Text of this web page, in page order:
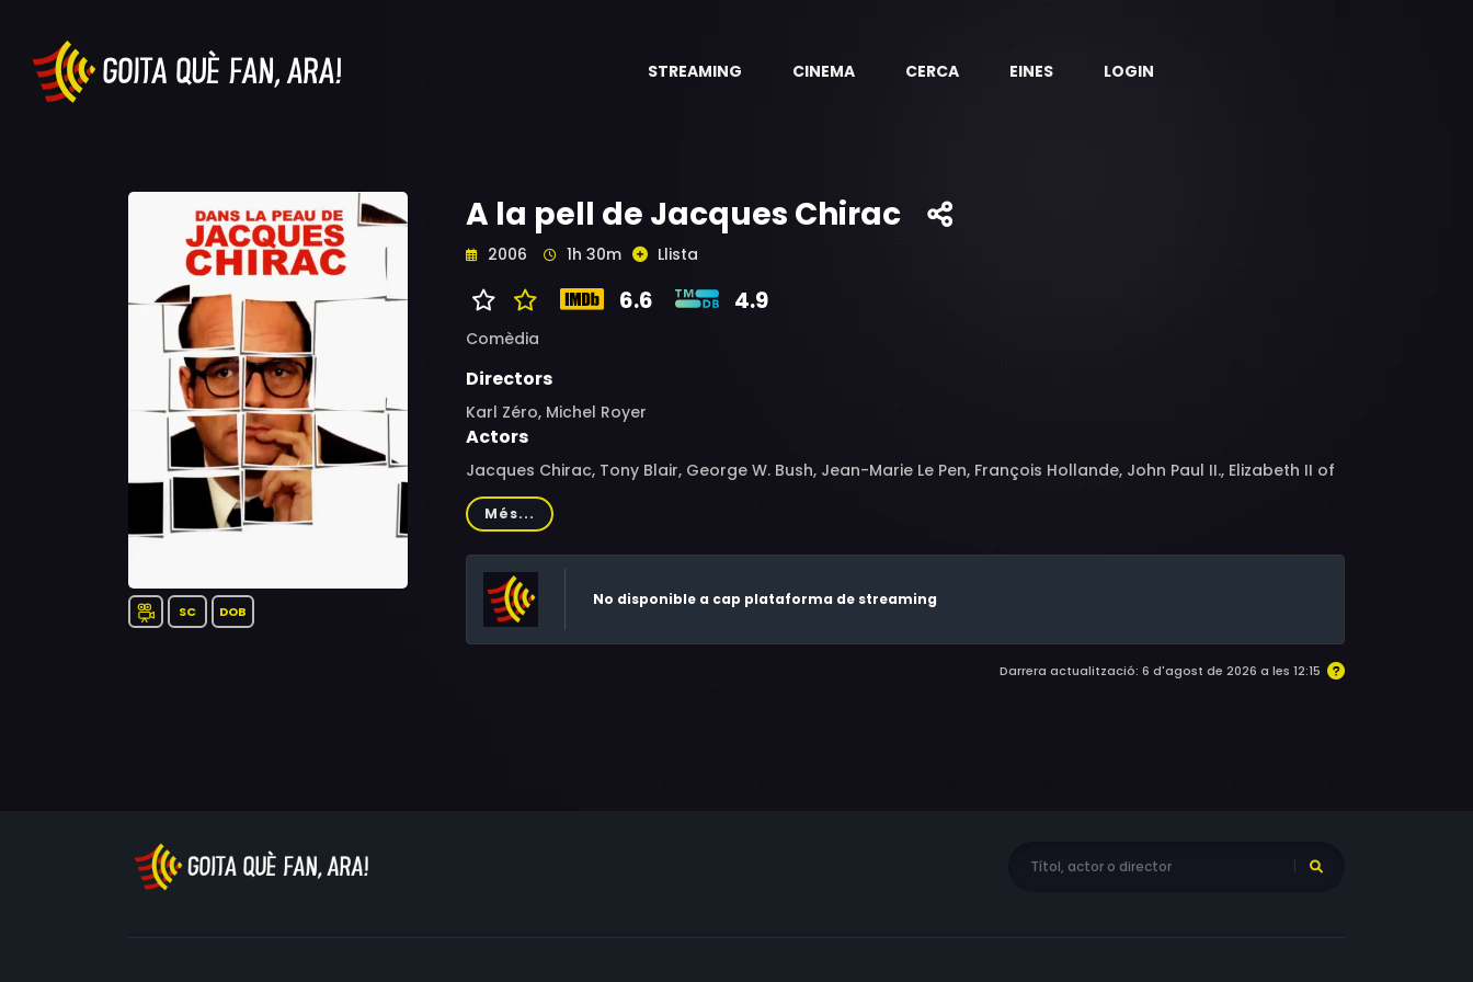
STREAMING CINEMA CERCA EINES LOGIN
SC DOB
A la pell de Jacques Chirac
2006 1h 30m Llista
6.6 4.9
Comèdia
Directors
Karl Zéro, Michel Royer
Actors
Jacques Chirac, Tony Blair, George W. Bush, Jean-Marie Le Pen, François Hollande, John Paul II., Elizabeth II of
the United Kingdom, Saddam Hussein
Més...
No disponible a cap plataforma de streaming
Darrera actualització: 6 d'agost de 2026 a les 12:15